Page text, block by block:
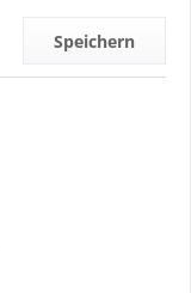
Speichern